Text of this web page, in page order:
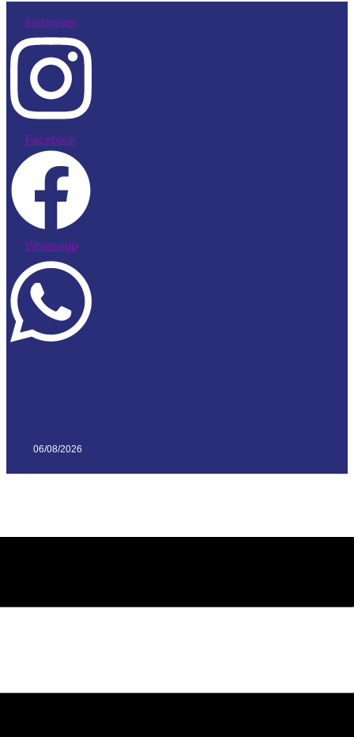
Instagram
Facebook
Whatsapp
06/08/2026